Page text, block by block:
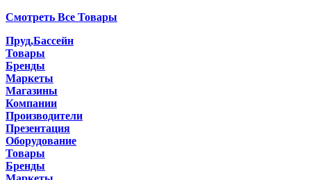
Смотреть Все Товары
Пруд,Бассейн
Товары
Бренды
Маркеты
Магазины
Компании
Производители
Презентация
Оборудование
Товары
Бренды